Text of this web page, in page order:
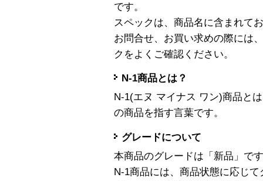
です。
スペックは、商品名に含まれて
お問合せ、お買い求めの際には
クをよくご確認ください。
N-1商品とは？
N-1(エヌ マイナス ワン)商品と
の商品を指す言葉です。
グレードについて
本商品のグレードは「新品」です
N-1商品には、商品状態に応じ